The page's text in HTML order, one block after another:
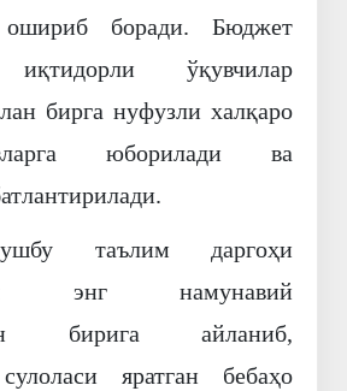
ошириб боради. Бюджет
иқтидорли ўқувчилар
бирга нуфузли халқаро
юборилади ва
таълим даргоҳи
энг намунавий
бирига айланиб,
яратган бебаҳо